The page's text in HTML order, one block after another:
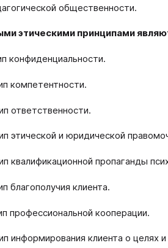
общественности.
этическими принципами
конфиденциальности.
компетентности.
ответственности.
этической и юридической
квалификационной пропаганды
благополучия клиента.
профессиональной кооперации.
информирования клиента о целях